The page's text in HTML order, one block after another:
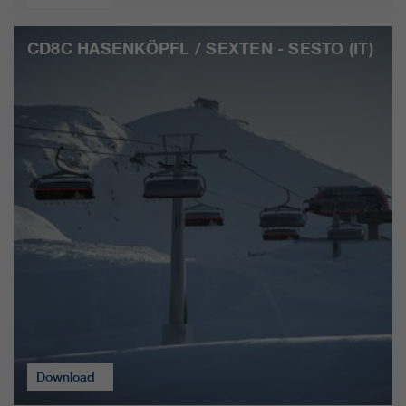
CD8C HASENKÖPFL / SEXTEN - SESTO (IT)
Download